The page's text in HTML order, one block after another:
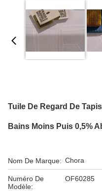
Tuile De Regard De
Bains Moins Puis 0,5%
Nom De Marque: Chora
Numéro De
Modèle:
OF60285